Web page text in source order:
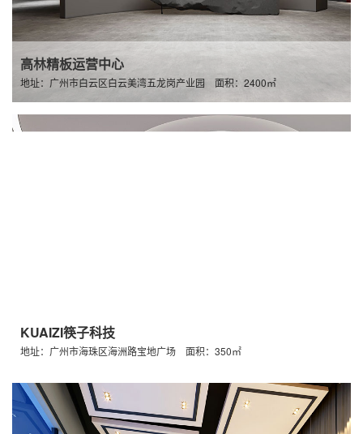
高林精板运营中心
地址：广州市白云区白云美湾五龙岗产业园 面积：2400㎡
KUAIZI筷子科技
地址：广州市海珠区海洲路宝地广场 面积：350㎡